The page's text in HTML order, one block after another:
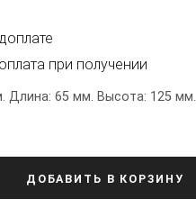
оплата при получении
Длина: 65 мм. Высота: 125 мм.
ДОБАВИТЬ В КОРЗИНУ